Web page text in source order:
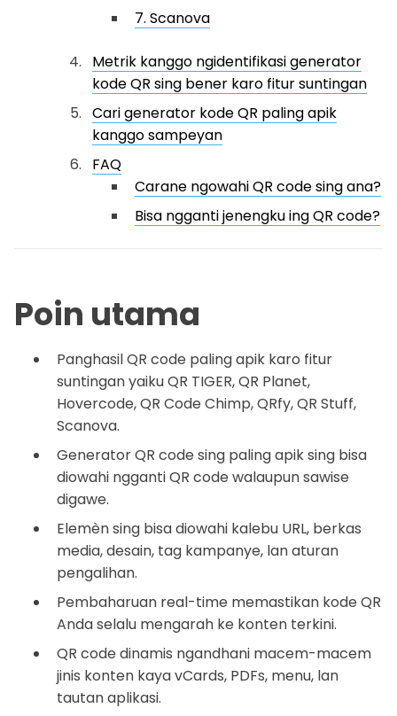
7. Scanova
Metrik kanggo ngidentifikasi generator
kode QR sing bener karo fitur suntingan
Cari generator kode QR paling apik
kanggo sampeyan
FAQ
Carane ngowahi QR code sing ana?
Bisa ngganti jenengku ing QR code?
Poin utama
Panghasil QR code paling apik karo fitur
suntingan yaiku QR TIGER, QR Planet,
Hovercode, QR Code Chimp, QRfy, QR Stuff,
Scanova.
Generator QR code sing paling apik sing bisa
diowahi ngganti QR code walaupun sawise
digawe.
Elemèn sing bisa diowahi kalebu URL, berkas
media, desain, tag kampanye, lan aturan
pengalihan.
Pembaharuan real-time memastikan kode QR
Anda selalu mengarah ke konten terkini.
QR code dinamis ngandhani macem-macem
jinis konten kaya vCards, PDFs, menu, lan
tautan aplikasi.